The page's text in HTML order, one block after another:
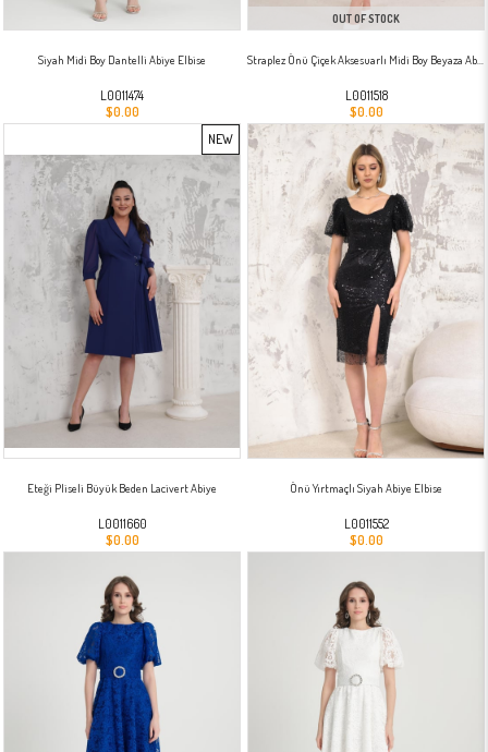
Siyah Midi Boy Dantelli Abiye Elbise
L0011474
$0.00
OUT OF STOCK
Straplez Önü Çiçek Aksesuarlı Midi Boy Beyaza Abiye
L0011518
$0.00
Eteği Pliseli Büyük Beden Lacivert Abiye
L0011660
$0.00
NEW
Önü Yırtmaçlı Siyah Abiye Elbise
L0011552
$0.00